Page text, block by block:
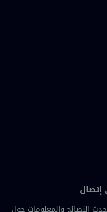
إتصال
النصائح والمعلومات حول